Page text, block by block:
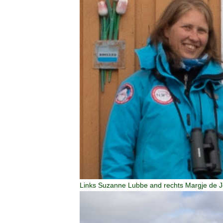
Links Suzanne Lubbe and rechts Margje de